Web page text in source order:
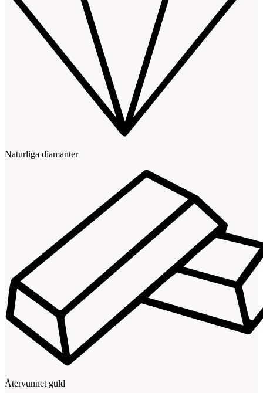
Naturliga diamanter
Återvunnet guld